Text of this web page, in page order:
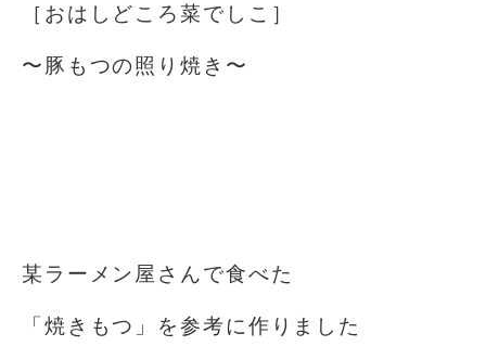
［おはしどころ菜でしこ］
〜豚もつの照り焼き〜
某ラーメン屋さんで食べた
「焼きもつ」を参考に作りました